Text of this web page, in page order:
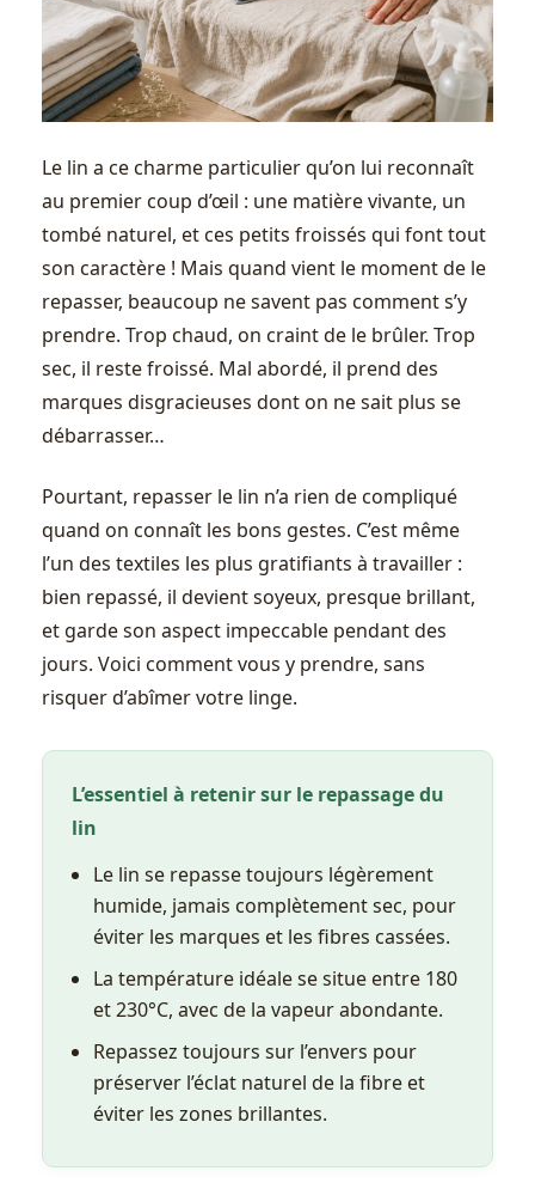
Le lin a ce charme particulier qu’on lui reconnaît
au premier coup d’œil : une matière vivante, un
tombé naturel, et ces petits froissés qui font tout
son caractère ! Mais quand vient le moment de le
repasser, beaucoup ne savent pas comment s’y
prendre. Trop chaud, on craint de le brûler. Trop
sec, il reste froissé. Mal abordé, il prend des
marques disgracieuses dont on ne sait plus se
débarrasser…
Pourtant, repasser le lin n’a rien de compliqué
quand on connaît les bons gestes. C’est même
l’un des textiles les plus gratifiants à travailler :
bien repassé, il devient soyeux, presque brillant,
et garde son aspect impeccable pendant des
jours. Voici comment vous y prendre, sans
risquer d’abîmer votre linge.
L’essentiel à retenir sur le repassage du
lin
Le lin se repasse toujours légèrement
humide, jamais complètement sec, pour
éviter les marques et les fibres cassées.
La température idéale se situe entre 180
et 230°C, avec de la vapeur abondante.
Repassez toujours sur l’envers pour
préserver l’éclat naturel de la fibre et
éviter les zones brillantes.